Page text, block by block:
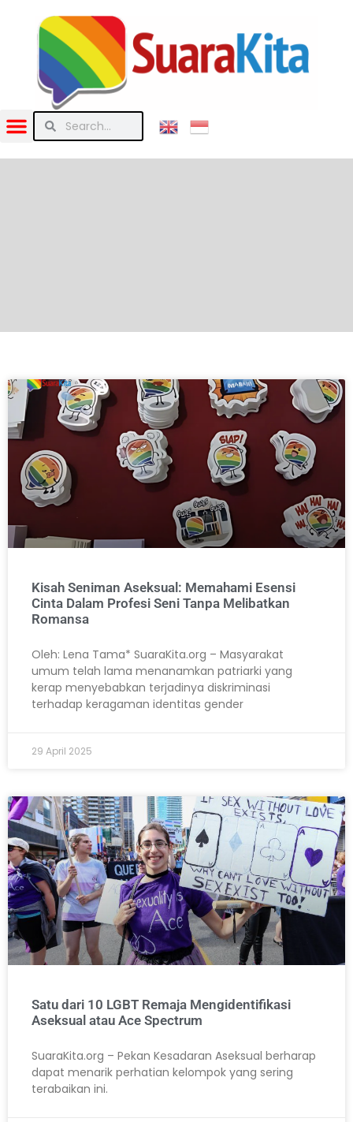
Kisah Seniman Aseksual: Memahami Esensi
Cinta Dalam Profesi Seni Tanpa Melibatkan
Romansa
Oleh: Lena Tama* SuaraKita.org – Masyarakat
umum telah lama menanamkan patriarki yang
kerap menyebabkan terjadinya diskriminasi
terhadap keragaman identitas gender
29 April 2025
Satu dari 10 LGBT Remaja Mengidentifikasi
Aseksual atau Ace Spectrum
SuaraKita.org – Pekan Kesadaran Aseksual berharap
dapat menarik perhatian kelompok yang sering
terabaikan ini.